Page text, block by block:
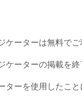
ケーターは無料でご
ケーターの掲載を
ターを使用したこ